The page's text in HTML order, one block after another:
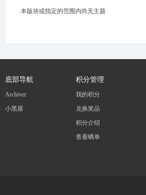
本版块或指定的范围内尚无主题
底部导航
Archiver
小黑屋
积分管理
我的积分
兑换奖品
积分介绍
查看晒单